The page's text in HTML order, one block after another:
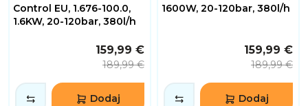
Control EU, 1.676-100.0,
1.6KW, 20-120bar, 380l/h
159,99 €
189,99 €
Dodaj
1600W, 20-120bar, 380l/h
159,99 €
189,99 €
Dodaj